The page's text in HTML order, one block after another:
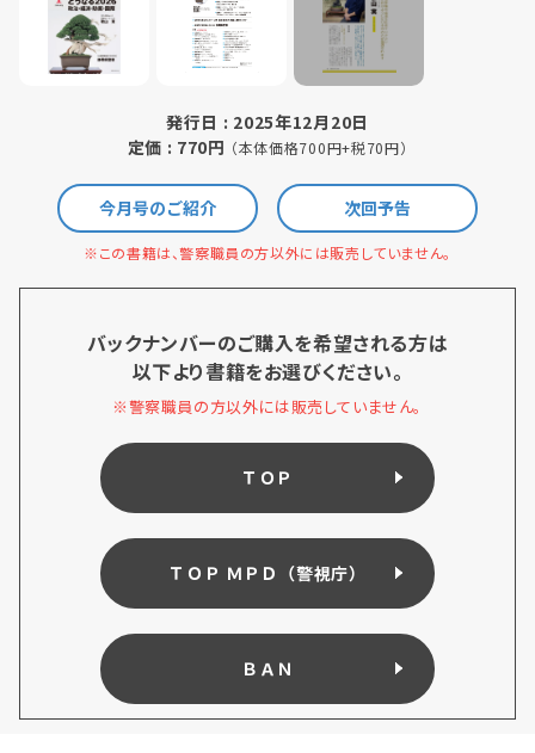
発行日 : 2025年12月20日
定価 : 770円 （本体価格700円+税70円）
今月号のご紹介 次回予告
※この書籍は、警察職員の方以外には販売していません。
バックナンバーのご購入を希望される方は
以下より書籍をお選びください。
※警察職員の方以外には販売していません。
ＴＯＰ
ＴＯＰ ＭＰＤ（警視庁）
ＢＡＮ